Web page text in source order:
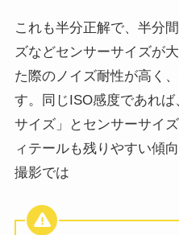
これも半分正解で、半分
ズなどセンサーサイズが
た際のノイズ耐性が高く
す。同じISO感度であれ
サイズ」とセンサーサイ
ィテールも残りやすい傾
撮影では